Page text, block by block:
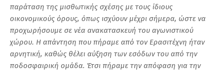
παράταση της μισθωτικής σχέσης με τους ίδιους
οικονομικούς όρους, όπως ισχύουν μέχρι σήμερα, ώστε να
προχωρήσουμε σε νέα ανακατασκευή του αγωνιστικού
χώρου. Η απάντηση που πήραμε από τον Ερασιτέχνη ήταν
αρνητική, καθώς θέλει αύξηση των εσόδων του από την
ποδοσφαιρική ομάδα. Έτσι πήραμε την απόφαση για την